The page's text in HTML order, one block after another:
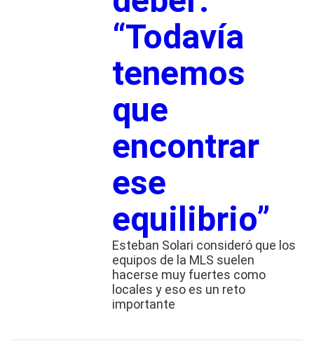
“Todavía
tenemos
que
encontrar
ese
equilibrio”
Esteban Solari consideró que los
equipos de la MLS suelen
hacerse muy fuertes como
locales y eso es un reto
importante